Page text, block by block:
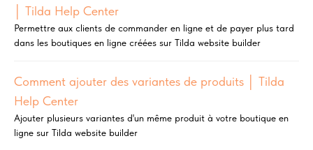
│ Tilda Help Center
Permettre aux clients de commander en ligne et de payer plus tard
dans les boutiques en ligne créées sur Tilda website builder
Comment ajouter des variantes de produits │ Tilda
Help Center
Ajouter plusieurs variantes d'un même produit à votre boutique en
ligne sur Tilda website builder